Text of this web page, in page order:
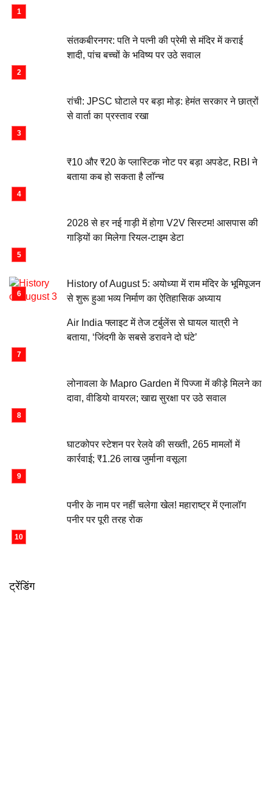
संतकबीरनगर: पति ने पत्नी की प्रेमी से मंदिर में कराई
शादी, पांच बच्चों के भविष्य पर उठे सवाल
रांची: JPSC घोटाले पर बड़ा मोड़: हेमंत सरकार ने छात्रों
से वार्ता का प्रस्ताव रखा
₹10 और ₹20 के प्लास्टिक नोट पर बड़ा अपडेट, RBI ने
बताया कब हो सकता है लॉन्च
2028 से हर नई गाड़ी में होगा V2V सिस्टम! आसपास की
गाड़ियों का मिलेगा रियल-टाइम डेटा
History of August 5: अयोध्या में राम मंदिर के भूमिपूजन
से शुरू हुआ भव्य निर्माण का ऐतिहासिक अध्याय
Air India फ्लाइट में तेज टर्बुलेंस से घायल यात्री ने
बताया, ‘जिंदगी के सबसे डरावने दो घंटे’
लोनावला के Mapro Garden में पिज्जा में कीड़े मिलने का
दावा, वीडियो वायरल; खाद्य सुरक्षा पर उठे सवाल
घाटकोपर स्टेशन पर रेलवे की सख्ती, 265 मामलों में
कार्रवाई; ₹1.26 लाख जुर्माना वसूला
पनीर के नाम पर नहीं चलेगा खेल! महाराष्ट्र में एनालॉग
पनीर पर पूरी तरह रोक
ट्रेंडिंग